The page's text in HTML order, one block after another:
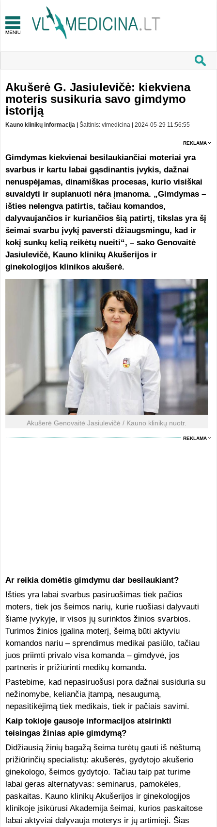
Akušerė G. Jasiulevičė: kiekviena
moteris susikuria savo gimdymo
istoriją
Kauno klinikų informacija | Šaltinis: vlmedicina | 2024-05-29 11:56:55
REKLAMA
Gimdymas kiekvienai besilaukiančiai moteriai yra
svarbus ir kartu labai gąsdinantis įvykis, dažnai
nenuspėjamas, dinamiškas procesas, kurio visiškai
suvaldyti ir suplanuoti nėra įmanoma. „Gimdymas –
išties nelengva patirtis, tačiau komandos,
dalyvaujančios ir kuriančios šią patirtį, tikslas yra šį
šeimai svarbu įvykį paversti džiaugsmingu, kad ir
kokį sunkų kelią reikėtų nueiti“, – sako Genovaitė
Jasiulevičė, Kauno klinikų Akušerijos ir
ginekologijos klinikos akušerė.
Akušerė Genovaitė Jasiulevičė / Kauno klinikų nuotr.
REKLAMA
Ar reikia domėtis gimdymu dar besilaukiant?
Išties yra labai svarbus pasiruošimas tiek pačios
moters, tiek jos šeimos narių, kurie ruošiasi dalyvauti
šiame įvykyje, ir visos jų surinktos žinios svarbios.
Turimos žinios įgalina moterį, šeimą būti aktyviu
komandos nariu – sprendimus medikai pasiūlo, tačiau
juos priimti privalo visa komanda – gimdyvė, jos
partneris ir prižiūrinti medikų komanda.
Pastebime, kad nepasiruošusi pora dažnai susiduria su
nežinomybe, keliančia įtampą, nesaugumą,
nepasitikėjimą tiek medikais, tiek ir pačiais savimi.
Kaip tokioje gausoje informacijos atsirinkti
teisingas žinias apie gimdymą?
Didžiausią žinių bagažą šeima turėtų gauti iš nėštumą
prižiūrinčių specialistų: akušerės, gydytojo akušerio
ginekologo, šeimos gydytojo. Tačiau taip pat turime
labai geras alternatyvas: seminarus, pamokėles,
paskaitas. Kauno klinikų Akušerijos ir ginekologijos
klinikoje įsikūrusi Akademija šeimai, kurios paskaitose
labai aktyviai dalyvauja moterys ir jų artimieji. Šias